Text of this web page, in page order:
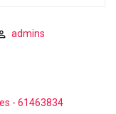
admins
- 61463834